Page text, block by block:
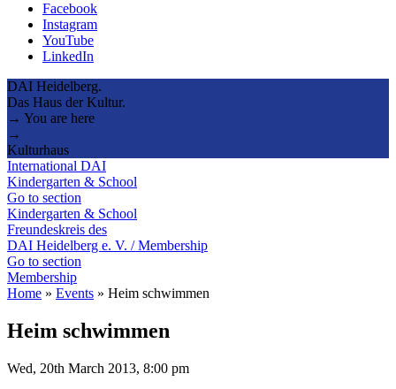
Facebook
Instagram
YouTube
LinkedIn
DAI Heidelberg.
Das Haus der Kultur.
→ You are here
→
Kulturhaus
International DAI
Kindergarten & School
Go to section
Kindergarten & School
Freundeskreis des
DAI Heidelberg e. V. / Membership
Go to section
Membership
Home » Events » Heim schwimmen
Heim schwimmen
Wed, 20th March 2013, 8:00 pm